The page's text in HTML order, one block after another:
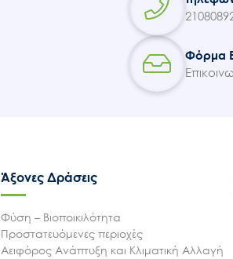
Φόρμα
Άξονες Δράσεις
Φύση – Βιοποικιλότητα
Προστατευόμενες περιοχές
Αειφόρος Ανάπτυξη και Κλιματική Αλλαγή